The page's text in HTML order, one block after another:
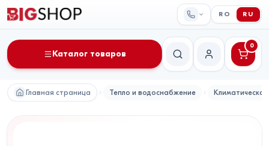
RO RU
Каталог товаров
Поиск Мой аккаунт
0
Главная страница Тепло и водоснабжение